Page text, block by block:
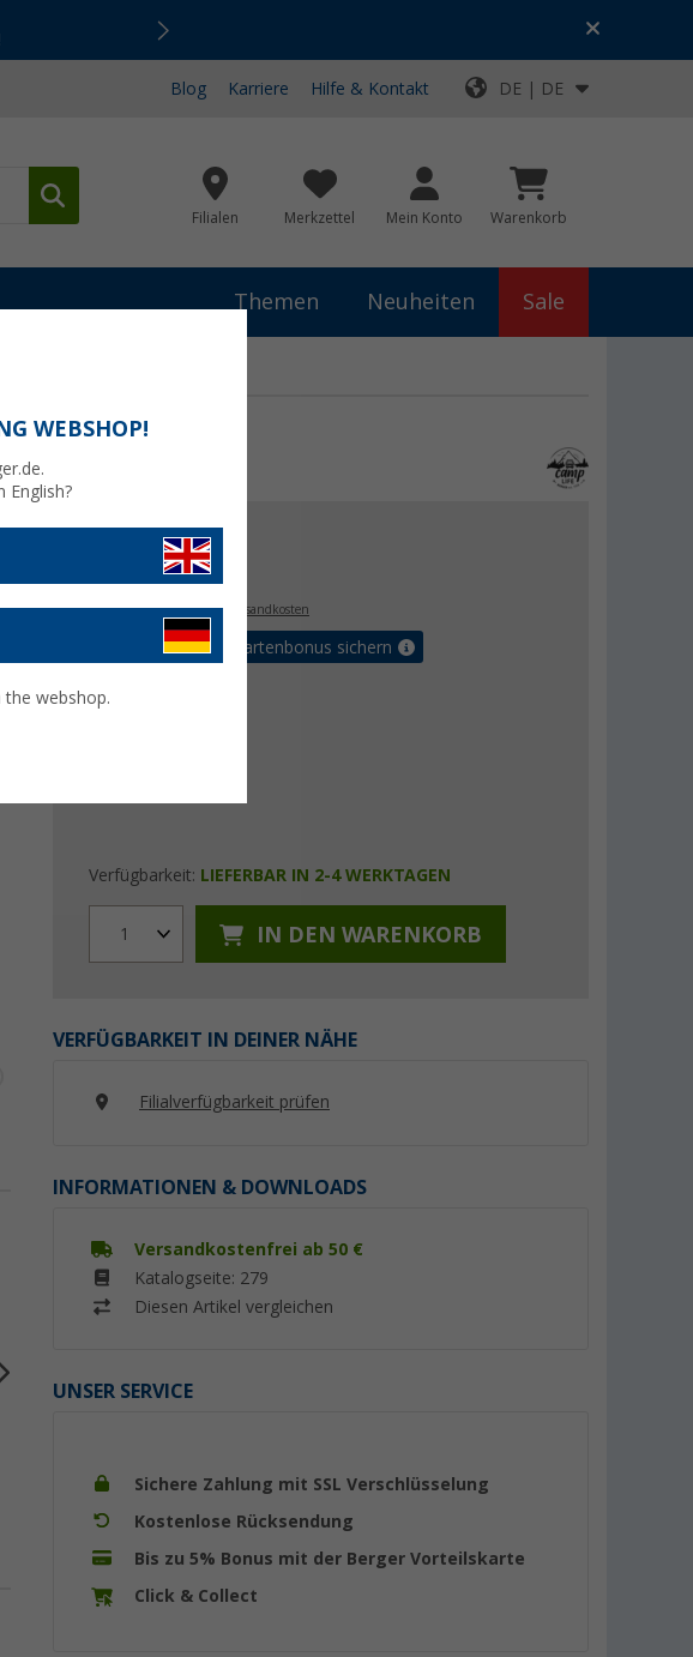
Top-Deals für dein Abenteuer!
Blog Karriere Hilfe & Kontakt DE | DE
Filialen Merkzettel Mein Konto Warenkorb
Themen Neuheiten Sale
Mehrzweckkorb
UVP14,99 €
€
Preise inkl. MwSt.,zzgl. Versandkosten
Bis zu 5% Vorteilskartenbonus sichern
Verfügbarkeit: LIEFERBAR IN 2-4 WERKTAGEN
1 IN DEN WARENKORB
VERFÜGBARKEIT IN DEINER NÄHE
Filialverfügbarkeit prüfen
INFORMATIONEN & DOWNLOADS
Versandkostenfrei ab 50 €
Katalogseite: 279
Diesen Artikel vergleichen
UNSER SERVICE
Sichere Zahlung mit SSL Verschlüsselung
Kostenlose Rücksendung
Bis zu 5% Bonus mit der Berger Vorteilskarte
Click & Collect
Camplife Makramee
UVP 16,99 €
%
9,99 €
UVP 18,99 €
WEBSHOP!
English?
the webshop.